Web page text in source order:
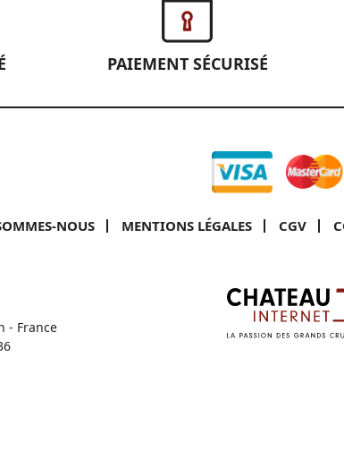
PAIEMENT SÉCURISÉ
NOUS MENTIONS LÉGALES CGV
- France